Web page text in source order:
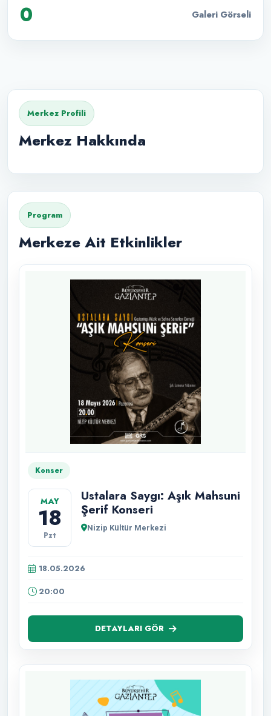
0 Galeri Görseli
Merkez Profili
Merkez Hakkında
Program
Merkeze Ait Etkinlikler
Konser
MAY
18
Pzt
Ustalara Saygı: Aşık Mahsuni
Şerif Konseri
Nizip Kültür Merkezi
18.05.2026
20:00
DETAYLARI GÖR